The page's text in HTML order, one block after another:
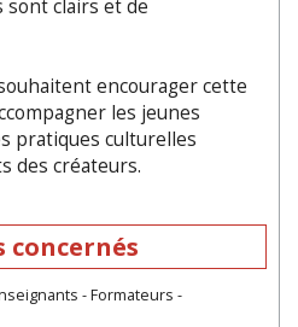
sont clairs et de
encourager cette
les jeunes
pratiques culturelles
des créateurs.
concernés
- Formateurs -